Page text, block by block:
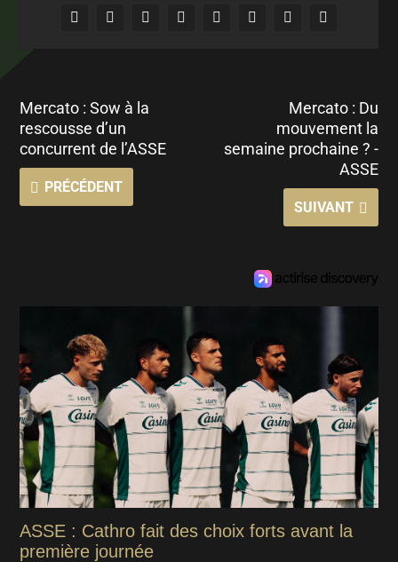
Mercato : Sow à la
rescousse d’un
concurrent de l’ASSE
PRÉCÉDENT
Mercato : Du
mouvement la
semaine prochaine ? -
ASSE
SUIVANT
ASSE : Cathro fait des choix forts avant la
première journée